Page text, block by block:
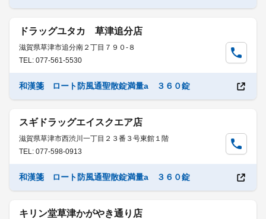
ドラッグユタカ 草津追分店
滋賀県草津市追分南２丁目７９０-８
TEL: 077-561-5530
和漢箋 ロート防風通聖散錠満量a ３６０錠
スギドラッグエイスクエア店
滋賀県草津市西渋川一丁目２３番３号東館１階
TEL: 077-598-0913
和漢箋 ロート防風通聖散錠満量a ３６０錠
キリン堂草津かがやき通り店